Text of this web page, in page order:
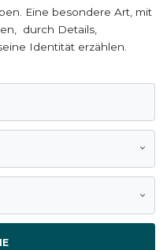
Eine besondere Art, mit
durch Details,
Identität erzählen.